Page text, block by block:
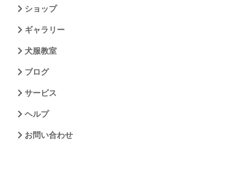
ショップ
ギャラリー
犬服教室
ブログ
サービス
ヘルプ
お問い合わせ